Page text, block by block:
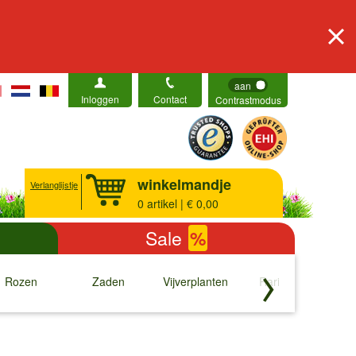
Inloggen Contact
aan
Contrastmodus
Verlanglijstje winkelmandje
0 artikel | € 0,00
Sale %
Rozen Zaden
↓
Vijverplanten
↓
Rariteiten
↓